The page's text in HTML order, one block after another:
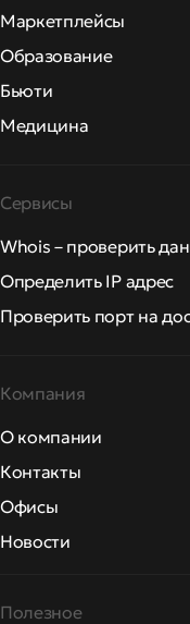
Маркетплейсы
Образование
Бьюти
Медицина
Сервисы
Whois – проверить
Определить IP адрес
Проверить порт на
Компания
О компании
Контакты
Офисы
Новости
Полезное